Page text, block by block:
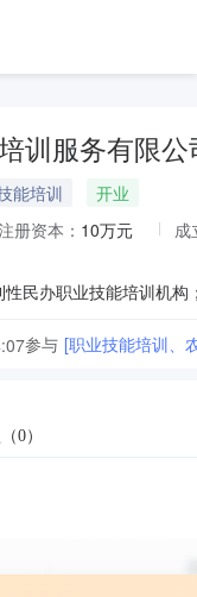
训服务有限公
能培训
开业
册资本： 10万元 成
参与 [职业技能培训、
（0）